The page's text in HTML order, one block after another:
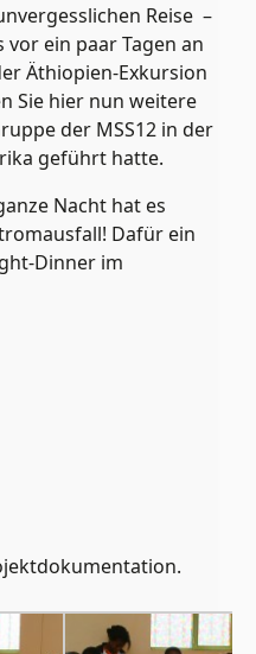
Reise –
ein paar Tagen an
Äthiopien-Exkursion
Sie hier nun weitere
der MSS12 in der
geführt hatte.
Nacht hat es
Dafür ein
Dinner im